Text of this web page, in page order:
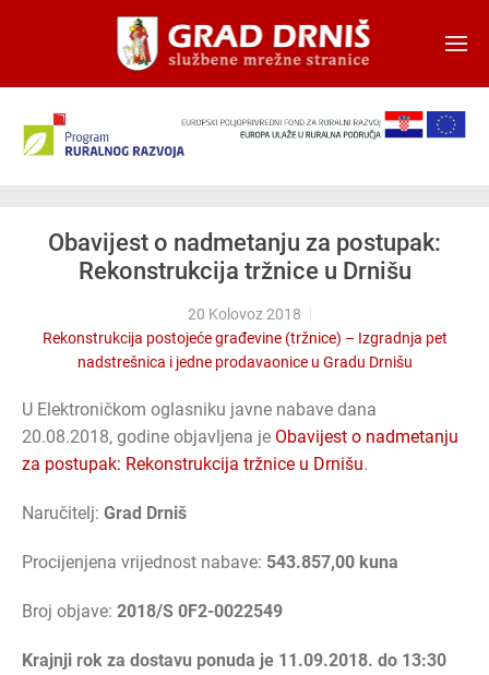
Skip to main content
Obavijest o nadmetanju za postupak:
Rekonstrukcija tržnice u Drnišu
20 Kolovoz 2018
Rekonstrukcija postojeće građevine (tržnice) – Izgradnja pet
nadstrešnica i jedne prodavaonice u Gradu Drnišu
U Elektroničkom oglasniku javne nabave dana
20.08.2018, godine objavljena je Obavijest o nadmetanju
za postupak: Rekonstrukcija tržnice u Drnišu.
Naručitelj: Grad Drniš
Procijenjena vrijednost nabave: 543.857,00 kuna
Broj objave: 2018/S 0F2-0022549
Krajnji rok za dostavu ponuda je 11.09.2018. do 13:30